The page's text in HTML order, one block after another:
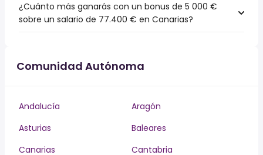
¿Cuánto más ganarás con un bonus de 5 000 €
sobre un salario de 77.400 € en Canarias?
Comunidad Autónoma
Andalucía
Aragón
Asturias
Baleares
Canarias
Cantabria